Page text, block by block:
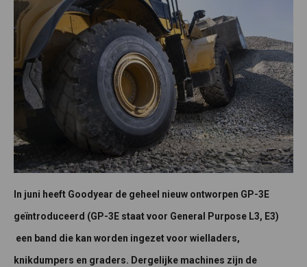
In juni heeft Goodyear de geheel nieuw ontworpen GP-3E
geïntroduceerd (GP-3E staat voor General Purpose L3, E3)
een band die kan worden ingezet voor wielladers,
knikdumpers en graders. Dergelijke machines zijn de